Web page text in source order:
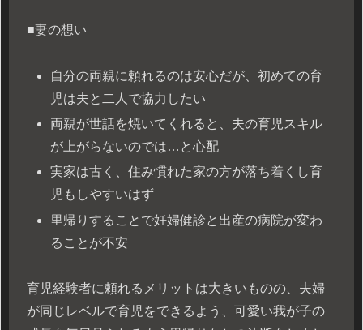
■妻の想い
自分の両親に頼れるのは安心だが、初めての育
児は夫と二人で協力したい
両親が世話を焼いてくれると、夫の育児スキル
が上がらないのでは…と心配
実家は古く、住み慣れた家の方が落ち着くし育
児もしやすいはず
里帰りすることで妊婦健診と出産の病院が変わ
ることが不安
育児経験者に頼れるメリットは大きいものの、夫婦
が同じレベルで育児をできるよう、可愛い我が子の